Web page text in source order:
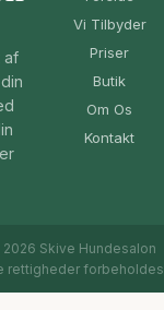
af
Vi Tilbyder
Priser
Butik
Om Os
Kontakt
Skive Hundesalon
rettigheder forbeholdes